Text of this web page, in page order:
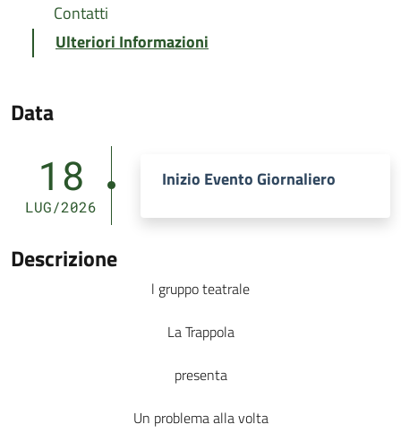
Contatti
Ulteriori Informazioni
Data
18
LUG/2026
Inizio Evento Giornaliero
Descrizione
l gruppo teatrale
La Trappola
presenta
Un problema alla volta